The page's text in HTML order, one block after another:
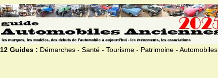
12 Guides : Démarches - Santé - Tourisme - Patrimoine - Automobiles